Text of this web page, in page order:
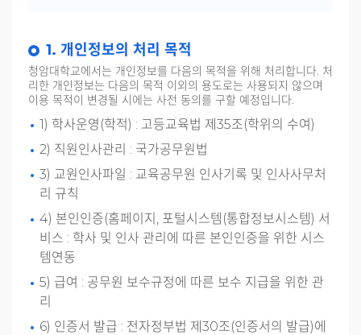
1. 개인정보의 처리 목적
청암대학교에서는 개인정보를 다음의 목적을 위해 처리합니다. 처
리한 개인정보는 다음의 목적 이외의 용도로는 사용되지 않으며
이용 목적이 변경될 시에는 사전 동의를 구할 예정입니다.
1) 학사운영(학적) : 고등교육법 제35조(학위의 수여)
2) 직원인사관리 : 국가공무원법
3) 교원인사파일 : 교육공무원 인사기록 및 인사사무처
리 규칙
4) 본인인증(홈페이지, 포털시스템(통합정보시스템) 서
비스 : 학사 및 인사 관리에 따른 본인인증을 위한 시스
템연동
5) 급여 : 공무원 보수규정에 따른 보수 지급을 위한 관
리
6) 인증서 발급 : 전자정부법 제30조(인증서의 발급)에